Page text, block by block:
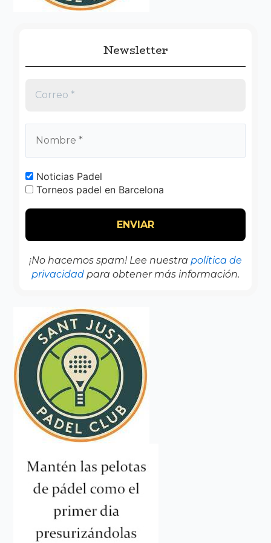
Newsletter
Noticias Padel
Torneos padel en Barcelona
¡No hacemos spam! Lee nuestra política de
privacidad para obtener más información.